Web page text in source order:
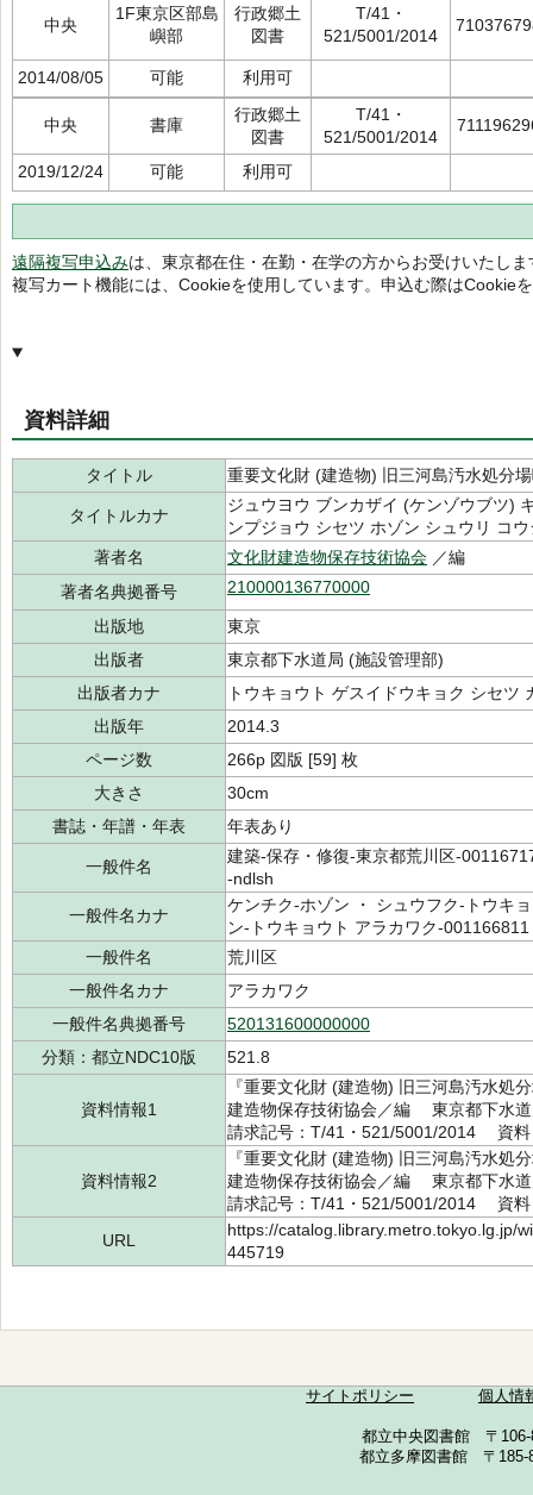
中央
1F東京区部島
嶼部
行政郷土
図書
T/41・
521/5001/2014
2014/08/05 可能 利用可
中央 書庫
行政郷土
図書
T/41・
521/5001/2014
2019/12/24 可能 利用可
遠隔複写申込みは、東京都在住・在勤・在学の方からお受けいたしま
複写カート機能には、Cookieを使用しています。申込む際はCookie
資料詳細
タイトル 重要文化財 (建造物) 旧三河島汚水処分
タイトルカナ
ジュウヨウ ブンカザイ (ケンゾウブツ)
ンプジョウ シセツ ホゾン シュウリ コ
著者名
文化財建造物保存技術協会 ／編
著者名典拠番号
210000136770000
出版地
東京
出版者
東京都下水道局 (施設管理部)
出版者カナ
トウキョウト ゲスイドウキョク シセツ
出版年
2014.3
ページ数
266p 図版 [59] 枚
大きさ
30cm
書誌・年譜・年表
年表あり
一般件名
建築-保存・修復-東京都荒川区-
-ndlsh
一般件名カナ
ケンチク-ホゾン ・ シュウフク-トウキ
ン-トウキョウト アラカワク-001166811
一般件名
荒川区
一般件名カナ
アラカワク
一般件名典拠番号
520131600000000
分類：都立NDC10版
521.8
資料情報1
『重要文化財 (建造物) 旧三河島汚水
建造物保存技術協会／編 東京都下水
請求記号：T/41・521/5001/2014 資料
資料情報2
『重要文化財 (建造物) 旧三河島汚水
建造物保存技術協会／編 東京都下水
請求記号：T/41・521/5001/2014 資料
URL
https://catalog.library.metro.tokyo.lg.jp/
445719
サイトポリシー 個人情
都立中央図書館 〒
都立多摩図書館 〒185-